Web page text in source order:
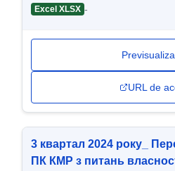
Excel XLSX -
URL de
3 квартал 2024 року_
ПК КМР з питань